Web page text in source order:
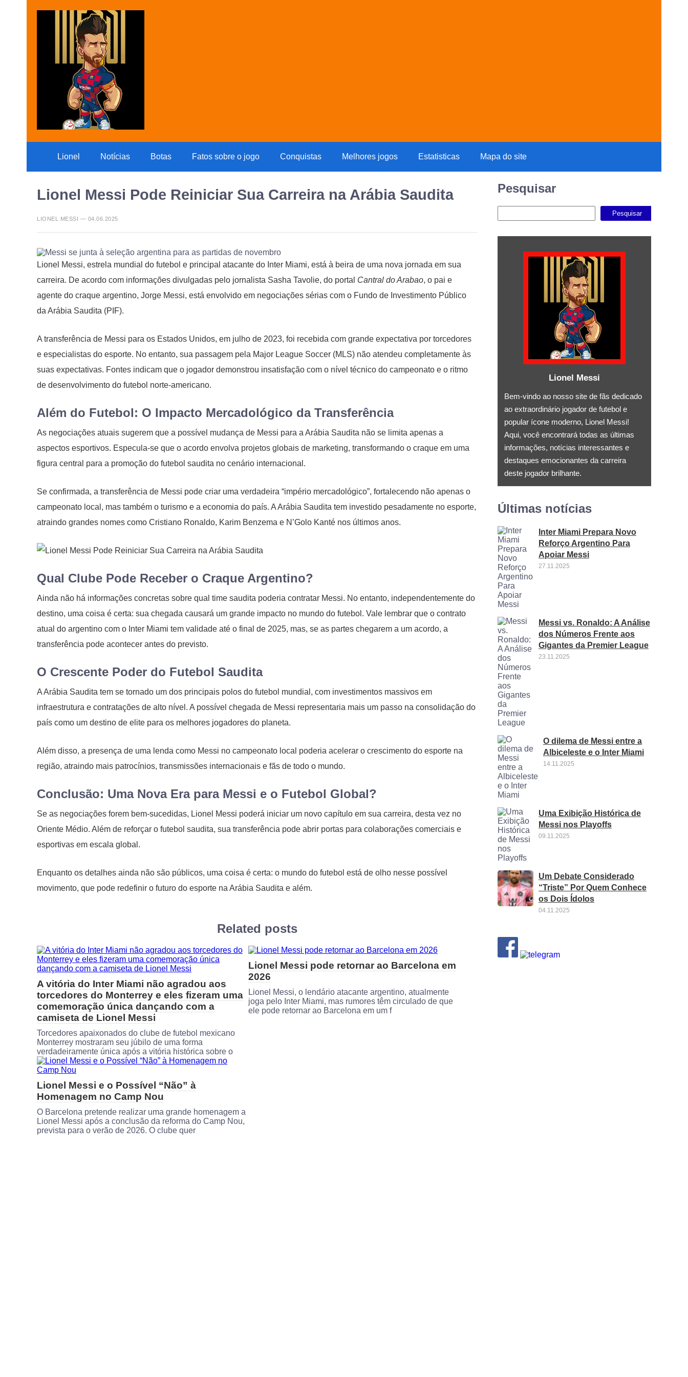
Lionel Notícias Botas Fatos sobre o jogo Conquistas Melhores jogos Estatisticas Mapa do site
Lionel Messi Pode Reiniciar Sua Carreira na Arábia Saudita
LIONEL MESSI — 04.06.2025
Lionel Messi, estrela mundial do futebol e principal atacante do Inter Miami, está à beira de uma nova jornada em sua
carreira. De acordo com informações divulgadas pelo jornalista Sasha Tavolie, do portal Cantral do Arabao, o pai e
agente do craque argentino, Jorge Messi, está envolvido em negociações sérias com o Fundo de Investimento Público
da Arábia Saudita (PIF).
A transferência de Messi para os Estados Unidos, em julho de 2023, foi recebida com grande expectativa por torcedores
e especialistas do esporte. No entanto, sua passagem pela Major League Soccer (MLS) não atendeu completamente às
suas expectativas. Fontes indicam que o jogador demonstrou insatisfação com o nível técnico do campeonato e o ritmo
de desenvolvimento do futebol norte-americano.
Além do Futebol: O Impacto Mercadológico da Transferência
As negociações atuais sugerem que a possível mudança de Messi para a Arábia Saudita não se limita apenas a
aspectos esportivos. Especula-se que o acordo envolva projetos globais de marketing, transformando o craque em uma
figura central para a promoção do futebol saudita no cenário internacional.
Se confirmada, a transferência de Messi pode criar uma verdadeira “império mercadológico”, fortalecendo não apenas o
campeonato local, mas também o turismo e a economia do país. A Arábia Saudita tem investido pesadamente no esporte,
atraindo grandes nomes como Cristiano Ronaldo, Karim Benzema e N’Golo Kanté nos últimos anos.
Qual Clube Pode Receber o Craque Argentino?
Ainda não há informações concretas sobre qual time saudita poderia contratar Messi. No entanto, independentemente do
destino, uma coisa é certa: sua chegada causará um grande impacto no mundo do futebol. Vale lembrar que o contrato
atual do argentino com o Inter Miami tem validade até o final de 2025, mas, se as partes chegarem a um acordo, a
transferência pode acontecer antes do previsto.
O Crescente Poder do Futebol Saudita
A Arábia Saudita tem se tornado um dos principais polos do futebol mundial, com investimentos massivos em
infraestrutura e contratações de alto nível. A possível chegada de Messi representaria mais um passo na consolidação do
país como um destino de elite para os melhores jogadores do planeta.
Além disso, a presença de uma lenda como Messi no campeonato local poderia acelerar o crescimento do esporte na
região, atraindo mais patrocínios, transmissões internacionais e fãs de todo o mundo.
Conclusão: Uma Nova Era para Messi e o Futebol Global?
Se as negociações forem bem-sucedidas, Lionel Messi poderá iniciar um novo capítulo em sua carreira, desta vez no
Oriente Médio. Além de reforçar o futebol saudita, sua transferência pode abrir portas para colaborações comerciais e
esportivas em escala global.
Enquanto os detalhes ainda não são públicos, uma coisa é certa: o mundo do futebol está de olho nesse possível
movimento, que pode redefinir o futuro do esporte na Arábia Saudita e além.
Related posts
A vitória do Inter Miami não agradou aos
torcedores do Monterrey e eles fizeram uma
comemoração única dançando com a
camiseta de Lionel Messi
Torcedores apaixonados do clube de futebol mexicano
Monterrey mostraram seu júbilo de uma forma
verdadeiramente única após a vitória histórica sobre o
Lionel Messi pode retornar ao Barcelona em
2026
Lionel Messi, o lendário atacante argentino, atualmente
joga pelo Inter Miami, mas rumores têm circulado de que
ele pode retornar ao Barcelona em um f
Lionel Messi e o Possível “Não” à
Homenagem no Camp Nou
O Barcelona pretende realizar uma grande homenagem a
Lionel Messi após a conclusão da reforma do Camp Nou,
prevista para o verão de 2026. O clube quer
Pesquisar
Pesquisar
Lionel Messi
Bem-vindo ao nosso site de fãs dedicado
ao extraordinário jogador de futebol e
popular ícone moderno, Lionel Messi!
Aqui, você encontrará todas as últimas
informações, notícias interessantes e
destaques emocionantes da carreira
deste jogador brilhante.
Últimas notícias
Inter Miami Prepara Novo
Reforço Argentino Para
Apoiar Messi
27.11.2025
Messi vs. Ronaldo: A Análise
dos Números Frente aos
Gigantes da Premier League
23.11.2025
O dilema de Messi entre a
Albiceleste e o Inter Miami
14.11.2025
Uma Exibição Histórica de
Messi nos Playoffs
09.11.2025
Um Debate Considerado
“Triste” Por Quem Conhece
os Dois Ídolos
04.11.2025